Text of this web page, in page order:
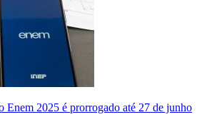
Enem 2025 é prorrogado até 27 de junho